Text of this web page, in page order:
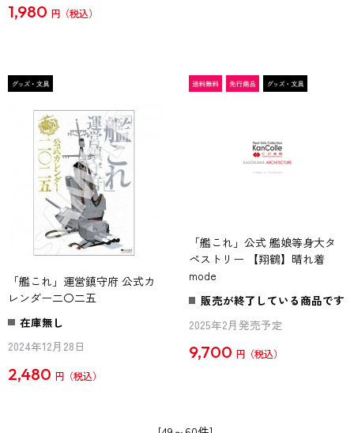
1,980 円
「艦これ」運営鎮守府 公式カ
レンダー二〇二五
在庫無し
2024年12月28日
2,480 円
「艦これ」公式 艦娘等身大タ
ペストリー 【翔鶴】晴れ着
mode
販売が終了している商品です
2025年2月発売予定
9,700 円